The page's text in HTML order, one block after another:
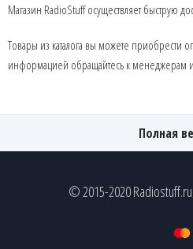
Магазин RadioStuff осуществляет быструю
Товары из каталога вы можете приобрести
информацией обращайтесь к менеджерам
Полная
© 2015-2020 Radiostuff.ru